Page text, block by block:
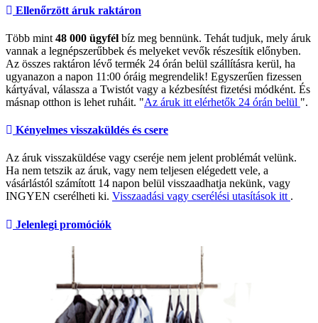
Ellenőrzött áruk raktáron
Több mint 48 000 ügyfél bíz meg bennünk. Tehát tudjuk, mely áruk
vannak a legnépszerűbbek és melyeket vevők részesítik előnyben.
Az összes raktáron lévő termék 24 órán belül szállításra kerül, ha
ugyanazon a napon 11:00 óráig megrendelik! Egyszerűen fizessen
kártyával, válassza a Twistót vagy a kézbesítést fizetési módként. És
másnap otthon is lehet ruháit. "Az áruk itt elérhetők 24 órán belül ".
Kényelmes visszaküldés és csere
Az áruk visszaküldése vagy cseréje nem jelent problémát velünk.
Ha nem tetszik az áruk, vagy nem teljesen elégedett vele, a
vásárlástól számított 14 napon belül visszaadhatja nekünk, vagy
INGYEN cserélheti ki. Visszaadási vagy cserélési utasítások itt .
Jelenlegi promóciók